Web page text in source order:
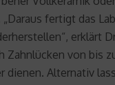
fertigt das
erklärt
von bis
dienen. Alternativ